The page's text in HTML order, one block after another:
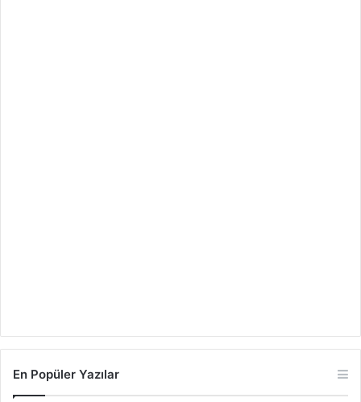
En Popüler Yazılar